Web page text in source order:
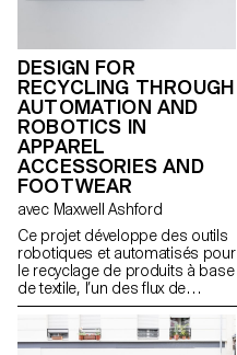
DESIGN FOR
RECYCLING THROUGH
AUTOMATION AND
ROBOTICS IN
APPAREL
ACCESSORIES AND
FOOTWEAR
avec Maxwell Ashford
Ce projet développe des outils
robotiques et automatisés pour
le recyclage de produits à base
de textile, l’un des flux de
déchets les plus nuisibles, en
utilisant des outils
contemporains pour démonter